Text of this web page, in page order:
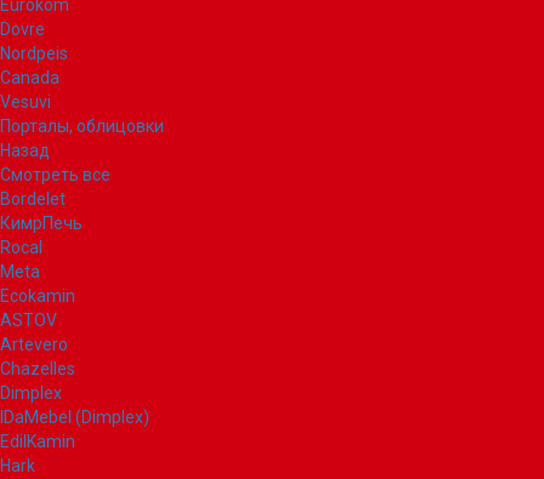
Eurokom
Dovre
Nordpeis
Canada
Vesuvi
Порталы, облицовки
Назад
Смотреть все
Bordelet
КимрПечь
Rocal
Meta
Ecokamin
ASTOV
Artevero
Chazelles
Dimplex
IDaMebel (Dimplex)
EdilKamin
Hark